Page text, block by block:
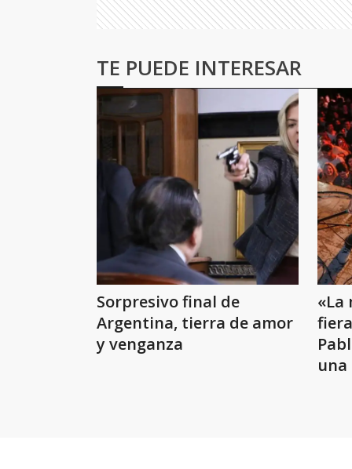
TE PUEDE INTERESAR
Sorpresivo final de
Argentina, tierra de amor
y venganza
«La
una